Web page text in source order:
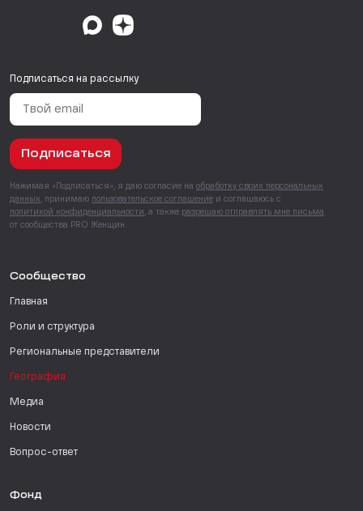
Подписаться на рассылку
Подписаться
Нажимая «Подписаться», я даю согласие на обработку своих персональных
данных , принимаю пользовательское соглашение и соглашаюсь с
политикой конфиденциальности , а также разрешаю отправлять мне письма
от сообщества PRO Женщин.
Сообщество
Главная
Роли и структура
Региональные представители
География
Медиа
Новости
Вопрос-ответ
Фонд